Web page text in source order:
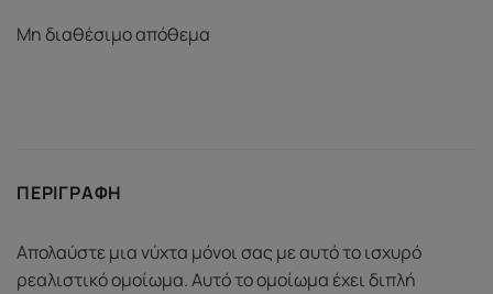
Μη διαθέσιμο απόθεμα
ΠΕΡΙΓΡΑΦΉ
Απολαύστε μια νύχτα μόνοι σας με αυτό το ισχυρό
ρεαλιστικό ομοίωμα. Αυτό το ομοίωμα έχει διπλή